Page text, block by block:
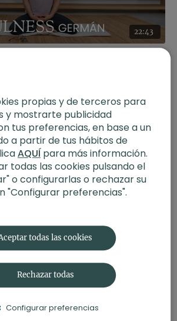
22:43
mente
propias y de terceros para
y mostrarte publicidad
tus preferencias, en base a un
a partir de tus hábitos de
AQUÍpara más información.
todas las cookies pulsando el
o configurarlas o rechazar su
"Configurar preferencias".
todas las cookies
Rechazar todas
Configurar preferencias